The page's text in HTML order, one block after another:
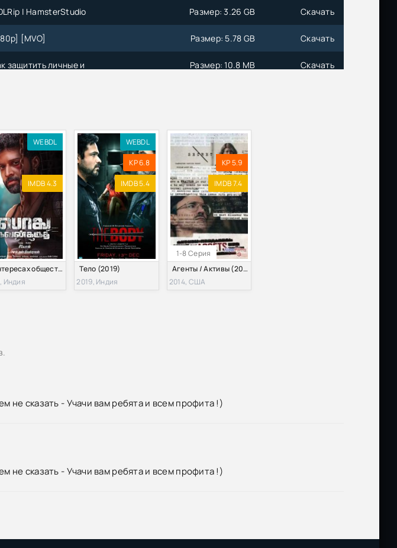
| HamsterStudio Размер: 3.26 GB Скачать
[MVO] Размер: 5.78 GB Скачать
защитить личные и
Размер: 10.8 MB Скачать
и методы оценки любых
создать и не потерять один из
(2022) [FB2]
Размер: 1.62 MB
и бизнеса (2022) [PDF] Размер: 196 MB
Лучшие мировые
Размер: 10.5 MB
предлагает Швейцария
Размер: 107 MB
WEBDL
IMDB 4.3
В интересах общества (2018)
Индия
WEBDL
KP 6.8
IMDB 5.4
Тело (2019)
2019, Индия
1-8 Серия
KP 5.9
IMDB 7.4
Агенты / Активы (2014) Все Серии
2014, США
не сказать - Учачи вам ребята и всем профита !)
не сказать - Учачи вам ребята и всем профита !)